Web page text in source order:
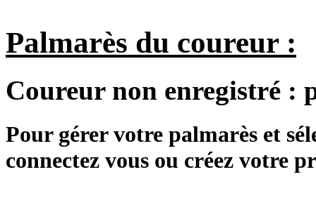
Palmarès du coureur :
Coureur non enregistré :
Pour gérer votre palmarès et
connectez vous ou créez votre